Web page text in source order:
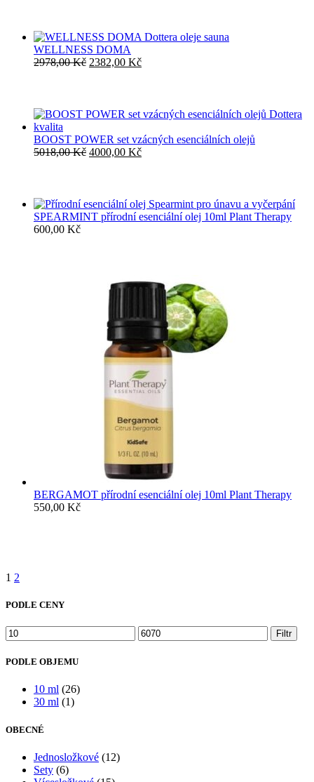
WELLNESS DOMA
2978,00Kč Původní
2382,00 KčAktuální
BOOST POWER set vzácných esenciálních olejů
5018,00Kč Původní
4000,00 KčAktuální
SPEARMINT přírodní esenciální olej 10ml Plant Therapy
600,00 Kč
BERGAMOT přírodní esenciální olej 10ml Plant Therapy
550,00 Kč
1 2
PODLE CENY
Minimální
cena
Maximální
cena
Filtr
PODLE OBJEMU
10 ml (26)
30 ml (1)
OBECNÉ
Jednosložkové (12)
Sety (6)